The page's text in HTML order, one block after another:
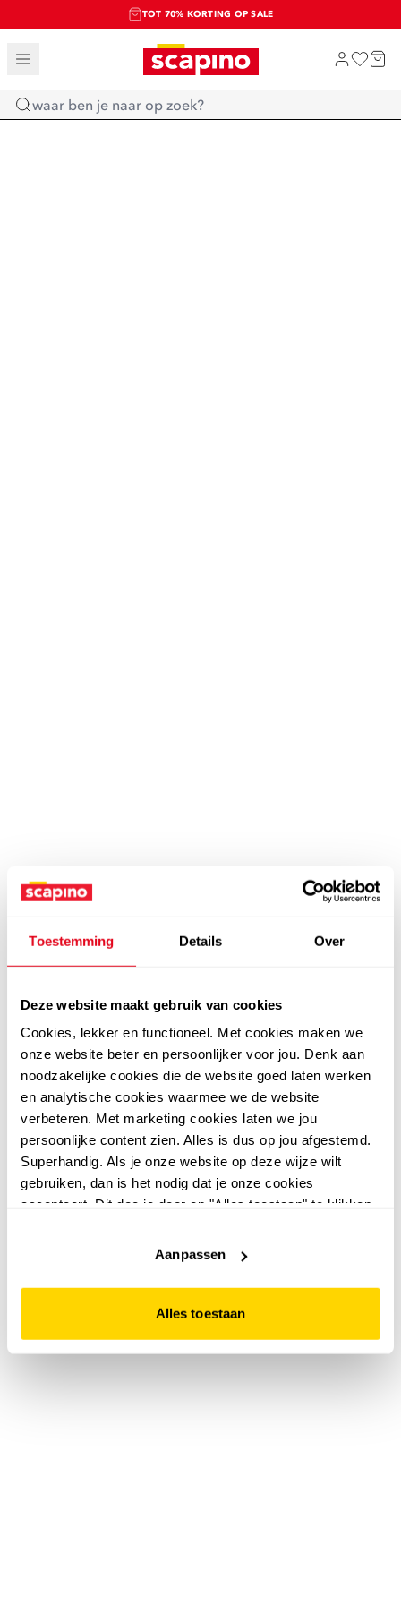
Toestemming Details Over
Deze website maakt gebruik van cookies
Cookies, lekker en functioneel. Met cookies maken we
onze website beter en persoonlijker voor jou. Denk aan
noodzakelijke cookies die de website goed laten werken
en analytische cookies waarmee we de website
verbeteren. Met marketing cookies laten we jou
persoonlijke content zien. Alles is dus op jou afgestemd.
Superhandig. Als je onze website op deze wijze wilt
gebruiken, dan is het nodig dat je onze cookies
accepteert. Dit doe je door op "Alles toestaan" te klikken.
website niet optimaal functioneert.
Aanpassen
Alles toestaan
TOT 70% KORTING OP SALE
SALE: LAATSTE KANS!
SHOP NIEUW
Home